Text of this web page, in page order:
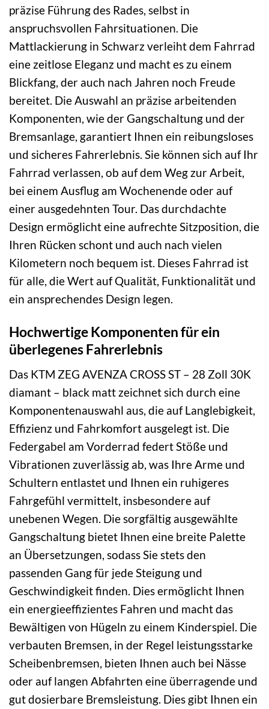
präzise Führung des Rades, selbst in
anspruchsvollen Fahrsituationen. Die
Mattlackierung in Schwarz verleiht dem Fahrrad
eine zeitlose Eleganz und macht es zu einem
Blickfang, der auch nach Jahren noch Freude
bereitet. Die Auswahl an präzise arbeitenden
Komponenten, wie der Gangschaltung und der
Bremsanlage, garantiert Ihnen ein reibungsloses
und sicheres Fahrerlebnis. Sie können sich auf Ihr
Fahrrad verlassen, ob auf dem Weg zur Arbeit,
bei einem Ausflug am Wochenende oder auf
einer ausgedehnten Tour. Das durchdachte
Design ermöglicht eine aufrechte Sitzposition, die
Ihren Rücken schont und auch nach vielen
Kilometern noch bequem ist. Dieses Fahrrad ist
für alle, die Wert auf Qualität, Funktionalität und
ein ansprechendes Design legen.
Hochwertige Komponenten für ein
überlegenes Fahrerlebnis
Das KTM ZEG AVENZA CROSS ST – 28 Zoll 30K
diamant – black matt zeichnet sich durch eine
Komponentenauswahl aus, die auf Langlebigkeit,
Effizienz und Fahrkomfort ausgelegt ist. Die
Federgabel am Vorderrad federt Stöße und
Vibrationen zuverlässig ab, was Ihre Arme und
Schultern entlastet und Ihnen ein ruhigeres
Fahrgefühl vermittelt, insbesondere auf
unebenen Wegen. Die sorgfältig ausgewählte
Gangschaltung bietet Ihnen eine breite Palette
an Übersetzungen, sodass Sie stets den
passenden Gang für jede Steigung und
Geschwindigkeit finden. Dies ermöglicht Ihnen
ein energieeffizientes Fahren und macht das
Bewältigen von Hügeln zu einem Kinderspiel. Die
verbauten Bremsen, in der Regel leistungsstarke
Scheibenbremsen, bieten Ihnen auch bei Nässe
oder auf langen Abfahrten eine überragende und
gut dosierbare Bremsleistung. Dies gibt Ihnen ein